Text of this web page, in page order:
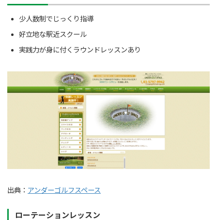
少人数制でじっくり指導
好立地な駅近スクール
実践力が身に付くラウンドレッスンあり
出典： アンダーゴルフスペース
ローテーションレッスン